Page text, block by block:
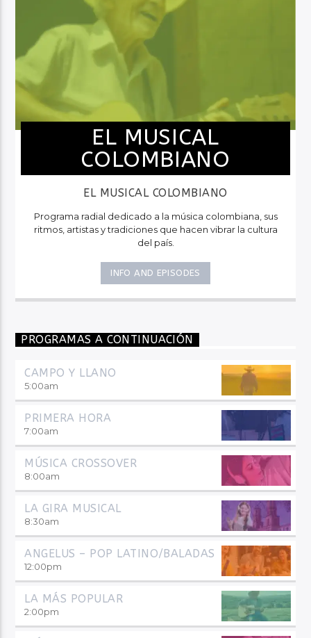
EL MUSICAL
COLOMBIANO
EL MUSICAL COLOMBIANO
Programa radial dedicado a la música colombiana, sus
ritmos, artistas y tradiciones que hacen vibrar la cultura
del país.
INFO AND EPISODES
PROGRAMAS A CONTINUACIÓN
CAMPO Y LLANO
5:00am
PRIMERA HORA
7:00am
MÚSICA CROSSOVER
8:00am
LA GIRA MUSICAL
8:30am
ANGELUS – POP LATINO/BALADAS
12:00pm
LA MÁS POPULAR
2:00pm